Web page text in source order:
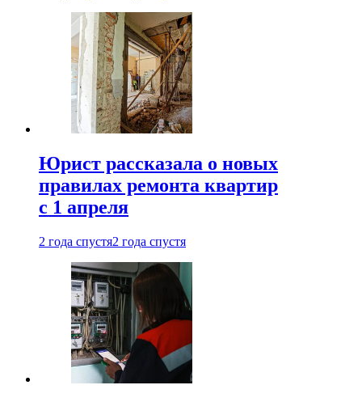
Юрист рассказала о новых
правилах ремонта квартир
с 1 апреля
2 года спустя2 года спустя